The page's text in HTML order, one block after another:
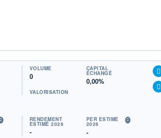
VOLUME
0
CAPITAL
ÉCHANGÉ
0,00%
VALORISATION
RENDEMENT
ESTIMÉ 2026
-
PER ESTIMÉ
2026
-